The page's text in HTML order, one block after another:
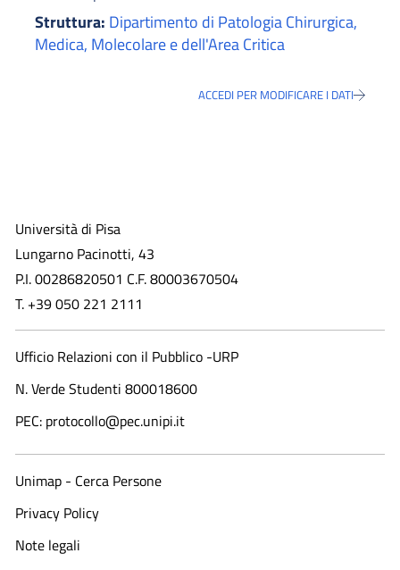
Struttura: Dipartimento di Patologia Chirurgica,
Medica, Molecolare e dell'Area Critica
ACCEDI PER MODIFICARE I DATI
Università di Pisa
Lungarno Pacinotti, 43
P.I. 00286820501 C.F. 80003670504
T. +39 050 221 2111
Ufficio Relazioni con il Pubblico -URP
N. Verde Studenti 800018600​
PEC: protocollo@pec.unipi.it
Unimap - Cerca Persone
Privacy Policy
Note legali